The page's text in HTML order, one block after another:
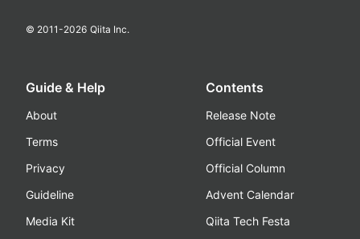
© 2011-2026 Qiita Inc.
Guide & Help
About
Terms
Privacy
Guideline
Media Kit
Contents
Release Note
Official Event
Official Column
Advent Calendar
Qiita Tech Festa